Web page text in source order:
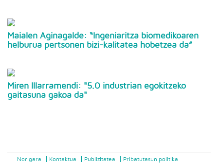
Maialen Aginagalde: “Ingeniaritza biomedikoaren
helburua pertsonen bizi-kalitatea hobetzea da”
Miren Illarramendi: "5.0 industrian egokitzeko
gaitasuna gakoa da"
Nor gara Kontaktua Publizitatea Pribatutasun politika